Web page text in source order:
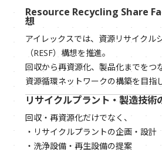
Resource Recycling Share
想
アイレックスでは、資源リサイクル
（RESF）構想を推進。
回収から再資源化、製品化までをつ
資源循環ネットワークの構築を目指
リサイクルプラント・製造技術
回収・再資源化だけでなく、
・リサイクルプラントの企画・設計
・洗浄設備・再生設備の提案